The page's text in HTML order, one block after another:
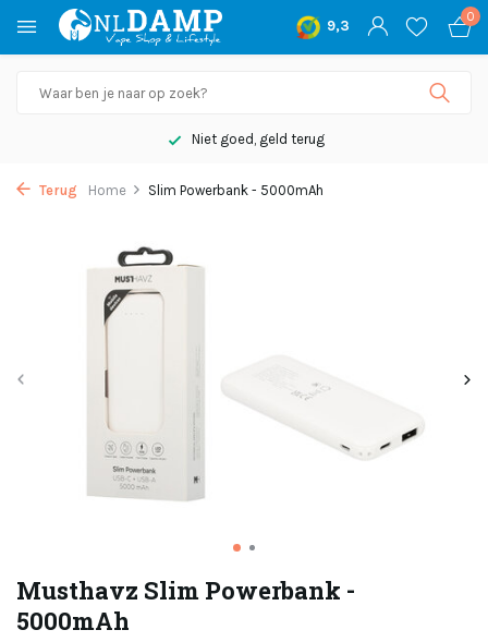
9,3
0
Niet goed, geld terug
Terug Home Slim Powerbank - 5000mAh
Musthavz Slim Powerbank -
5000mAh